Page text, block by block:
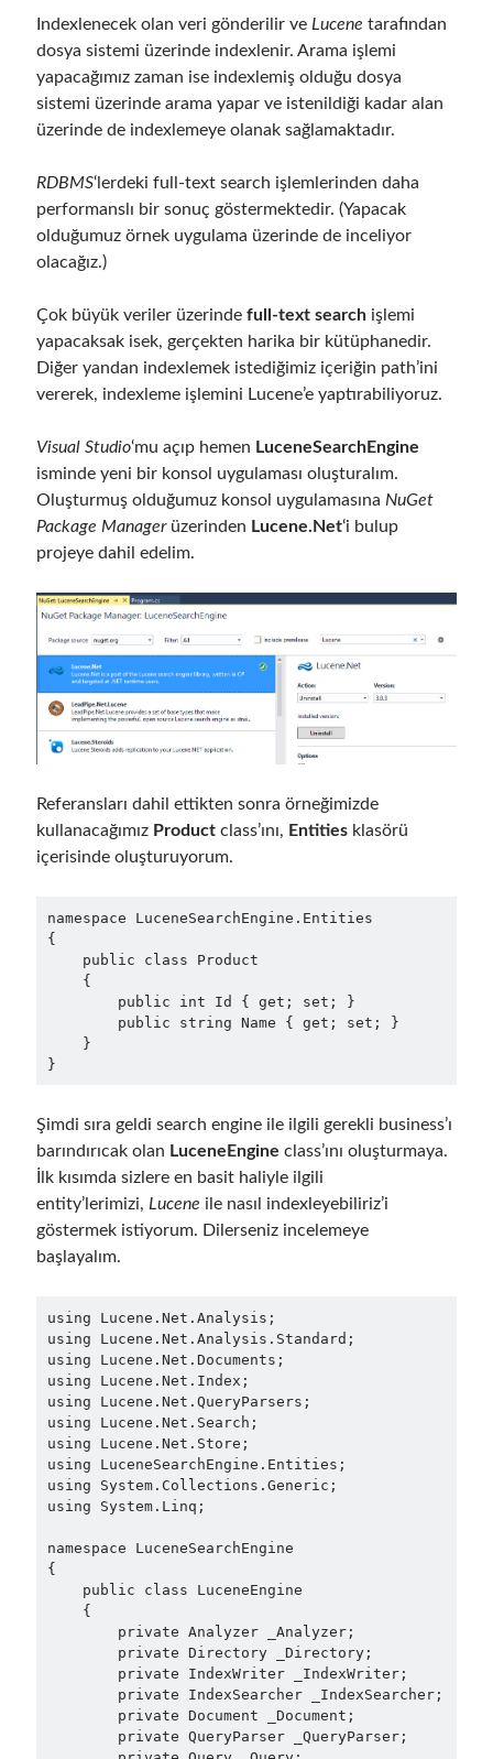
Microservices(24)
Nesne Yönelimli Programlama (Object Oriented Programming)(6)
NoSQL(2)
ORM(2)
Performans (Profiling)(6)
RabbitMQ(9)
Refactoring(4)
Search Engine(7)
Seminar(8)
Slides (10)
SOA(2)
Tasarım Kalıpları (Design Patterns) (7)
Tasarım Prensipleri (Design Principles)(5)
Uncategorized(2)
WPF(2)
Comments
3 Core Pillars of AI Agent Access Control | Nordic APIs |onRuntime
Governance for AI Agents: Policy-as-Code with OPA
Gökhan GökalponBuilding an AI Agent in .NET: Deterministic Routing
and Intelligent Search with Microsoft Agent Framework
KirilonBuilding an AI Agent in .NET: Deterministic Routing and
Intelligent Search with Microsoft Agent Framework
Runtime Governance for AI Agents: Policy-as-Code with OPA - Gökhan
Securing the Supply Chain of Containerized Applications to
with OPA Gatekeeper and Ratify) – Part 2
Runtime Governance for AI Agents: Policy-as-Code with OPA - Gökhan
Intelligent Search with Microsoft Agent Framework
MCP Server – Gökhan GökalponDevEx Series 01: Creating Golden
Paths with Backstage, Developer Self-Service Without Losing Control
Veronica Zotali onWorking with Persistent Volumes by Using Azure
Files in Azure Kubernetes Service
ElasticSearch Serisi 01 – C# ile Index Oluşturmak
Tags
.NET .net 5 .net 6
.net core actor model
asp.net core
azure kubernetes service
azure pipeline
C# c# messaging clean architecture
container security developer experience
devex docker
dotnetconf dotnet core elasticsearch
kubernetes
Messaging
microsoft orleans
Nesne Yönelimli Programlama NLog
OAuth 2.0
Indexlenecek olan veri gönderilir ve Lucene tarafından
dosya sistemi üzerinde indexlenir. Arama işlemi
yapacağımız zaman ise indexlemiş olduğu dosya
sistemi üzerinde arama yapar ve istenildiği kadar alan
üzerinde de indexlemeye olanak sağlamaktadır.
RDBMS‘lerdeki full-text search işlemlerinden daha
performanslı bir sonuç göstermektedir. (Yapacak
olduğumuz örnek uygulama üzerinde de inceliyor
olacağız.)
Çok büyük veriler üzerindefull-text search işlemi
yapacaksak isek, gerçekten harika bir kütüphanedir.
Diğer yandan indexlemek istediğimiz içeriğin path’ini
vererek, indexleme işlemini Lucene’e yaptırabiliyoruz.
Visual Studio‘mu açıp hemen LuceneSearchEngine
isminde yeni bir konsol uygulaması oluşturalım.
Oluşturmuş olduğumuz konsol uygulamasına NuGet
Package Managerüzerinden Lucene.Net‘i bulup
projeye dahil edelim.
Referansları dahil ettikten sonra örneğimizde
kullanacağımız Product class’ını, Entities klasörü
içerisinde oluşturuyorum.
namespace LuceneSearchEngine.Entities
{
}
Şimdi sıra geldi search engine ile ilgili gerekli business’ı
barındırıcak olan LuceneEngine class’ını oluşturmaya.
İlk kısımda sizlere en basit haliyle ilgili
entity’lerimizi,Lucene ile nasıl indexleyebiliriz’i
göstermek istiyorum. Dilerseniz incelemeye
başlayalım.
using Lucene.Net.Analysis;
using Lucene.Net.Analysis.Standard;
using Lucene.Net.Documents;
using Lucene.Net.Index;
using Lucene.Net.QueryParsers;
using Lucene.Net.Search;
using Lucene.Net.Store;
using LuceneSearchEngine.Entities;
using System.Collections.Generic;
using System.Linq;
namespace LuceneSearchEngine
{